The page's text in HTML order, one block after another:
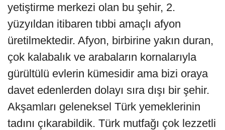
yetiştirme merkezi olan bu şehir, 2.
yüzyıldan itibaren tıbbi amaçlı afyon
üretilmektedir. Afyon, birbirine yakın duran,
çok kalabalık ve arabaların kornalarıyla
gürültülü evlerin kümesidir ama bizi oraya
davet edenlerden dolayı sıra dışı bir şehir.
Akşamları geleneksel Türk yemeklerinin
tadını çıkarabildik. Türk mutfağı çok lezzetli